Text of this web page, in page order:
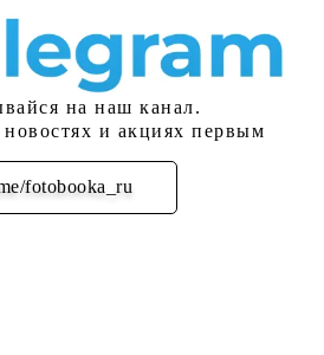
на наш канал.
новостях и акциях первым
fotobooka_ru
Подписаться